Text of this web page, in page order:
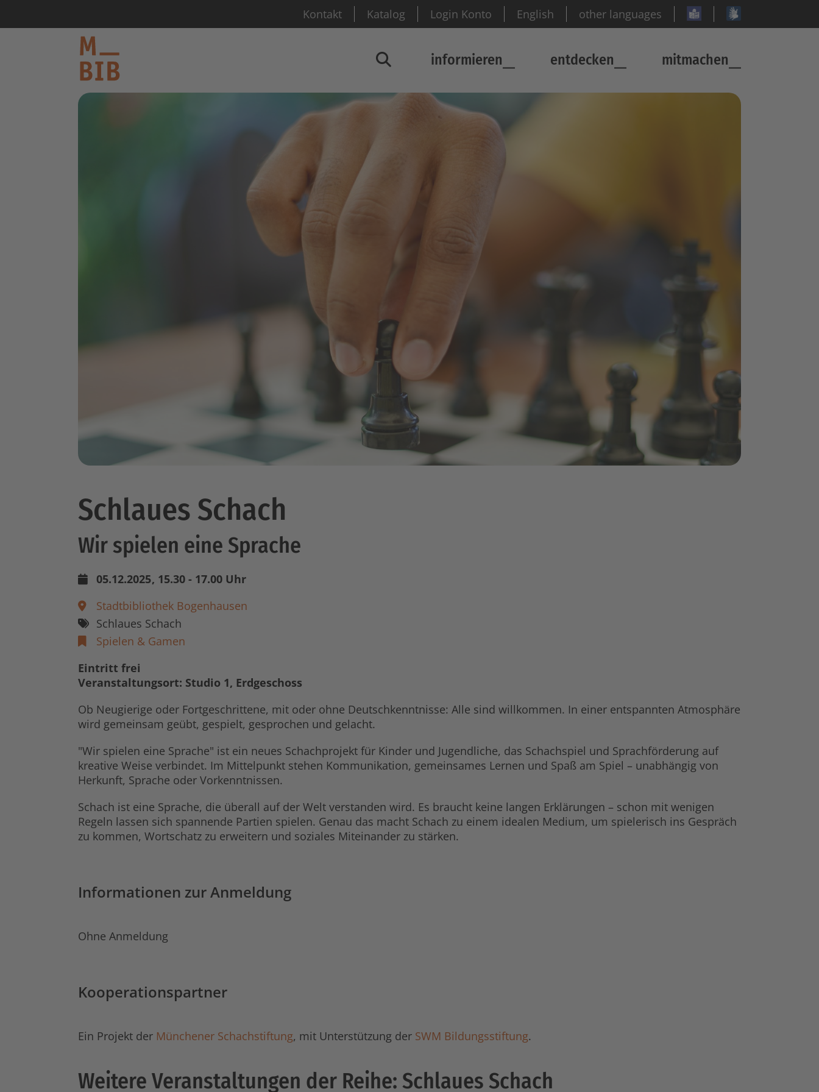
Kontakt Katalog Login Konto English other languages
Suchfensterinformieren entdecken mitmachen
Schlaues Schach
Wir spielen eine Sprache
05.12.2025, 15.30 - 17.00 Uhr
Stadtbibliothek Bogenhausen
Schlaues Schach
Spielen & Gamen
Eintritt frei
Veranstaltungsort: Studio 1, Erdgeschoss
Ob Neugierige oder Fortgeschrittene, mit oder ohne Deutschkenntnisse: Alle sind willkommen. In einer entspannten Atmosphäre
wird gemeinsam geübt, gespielt, gesprochen und gelacht.
"Wir spielen eine Sprache" ist ein neues Schachprojekt für Kinder und Jugendliche, das Schachspiel und Sprachförderung auf
kreative Weise verbindet. Im Mittelpunkt stehen Kommunikation, gemeinsames Lernen und Spaß am Spiel – unabhängig von
Herkunft, Sprache oder Vorkenntnissen.
Schach ist eine Sprache, die überall auf der Welt verstanden wird. Es braucht keine langen Erklärungen – schon mit wenigen
Regeln lassen sich spannende Partien spielen. Genau das macht Schach zu einem idealen Medium, um spielerisch ins Gespräch
zu kommen, Wortschatz zu erweitern und soziales Miteinander zu stärken.
Informationen zur Anmeldung
Ohne Anmeldung
Kooperationspartner
Ein Projekt der Münchener Schachstiftung, mit Unterstützung der SWM Bildungsstiftung.
Weitere Veranstaltungen der Reihe: Schlaues Schach
informieren